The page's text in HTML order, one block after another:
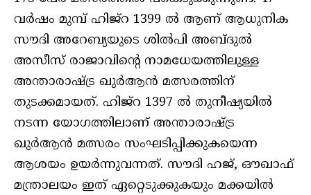
വര്‍ഷം മുമ്പ് ഹിജ്‌റ 1399 ല്‍ ആണ് ആധുനിക
സൗദി അറേബ്യയുടെ ശില്‍പി അബ്ദുല്‍
അസീസ് രാജാവിന്റെ നാമധേയത്തിലുള്ള
അന്താരാഷ്ട്ര ഖുര്‍ആന്‍ മത്സരത്തിന്
തുടക്കമായത്. ഹിജ്‌റ 1397 ല്‍ തുനീഷ്യയില്‍
നടന്ന യോഗത്തിലാണ് അന്താരാഷ്ട്ര
ഖുര്‍ആന്‍ മത്സരം സംഘടിപ്പിക്കുകയെന്ന
ആശയം ഉയര്‍ന്നുവന്നത്. സൗദി ഹജ്, ഔഖാഫ്
മന്ത്രാലയം ഇത് ഏറ്റെടുക്കുകയും മക്കയില്‍